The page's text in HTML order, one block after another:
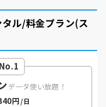
ル/料金プラン(ス
データ使い放題！
円 /日